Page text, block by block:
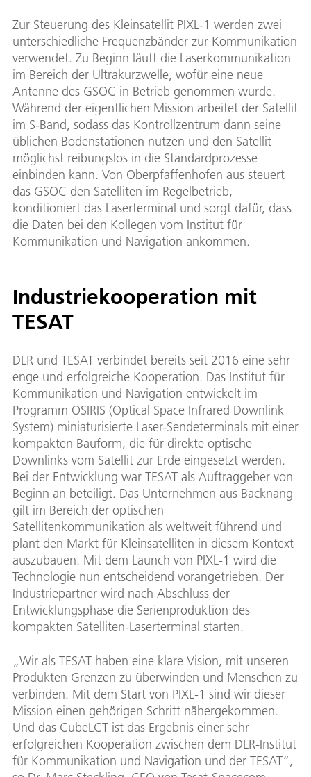
Zur Steuerung des Kleinsatellit PIXL-1 werden zwei
unterschiedliche Frequenzbänder zur Kommunikation
verwendet. Zu Beginn läuft die Laserkommunikation
im Bereich der Ultrakurzwelle, wofür eine neue
Antenne des GSOC in Betrieb genommen wurde.
Während der eigentlichen Mission arbeitet der Satellit
im S-Band, sodass das Kontrollzentrum dann seine
üblichen Bodenstationen nutzen und den Satellit
möglichst reibungslos in die Standardprozesse
einbinden kann. Von Oberpfaffenhofen aus steuert
das GSOC den Satelliten im Regelbetrieb,
konditioniert das Laserterminal und sorgt dafür, dass
die Daten bei den Kollegen vom Institut für
Kommunikation und Navigation ankommen.
Industriekooperation mit
TESAT
DLR und TESAT verbindet bereits seit 2016 eine sehr
enge und erfolgreiche Kooperation. Das Institut für
Kommunikation und Navigation entwickelt im
Programm OSIRIS (Optical Space Infrared Downlink
System) miniaturisierte Laser-Sendeterminals mit einer
kompakten Bauform, die für direkte optische
Downlinks vom Satellit zur Erde eingesetzt werden.
Bei der Entwicklung war TESAT als Auftraggeber von
Beginn an beteiligt. Das Unternehmen aus Backnang
gilt im Bereich der optischen
Satellitenkommunikation als weltweit führend und
plant den Markt für Kleinsatelliten in diesem Kontext
auszubauen. Mit dem Launch von PIXL-1 wird die
Technologie nun entscheidend vorangetrieben. Der
Industriepartner wird nach Abschluss der
Entwicklungsphase die Serienproduktion des
kompakten Satelliten-Laserterminal starten.
„Wir als TESAT haben eine klare Vision, mit unseren
Produkten Grenzen zu überwinden und Menschen zu
verbinden. Mit dem Start von PIXL-1 sind wir dieser
Mission einen gehörigen Schritt nähergekommen.
Und das CubeLCT ist das Ergebnis einer sehr
erfolgreichen Kooperation zwischen dem DLR-Institut
für Kommunikation und Navigation und der TESAT“,